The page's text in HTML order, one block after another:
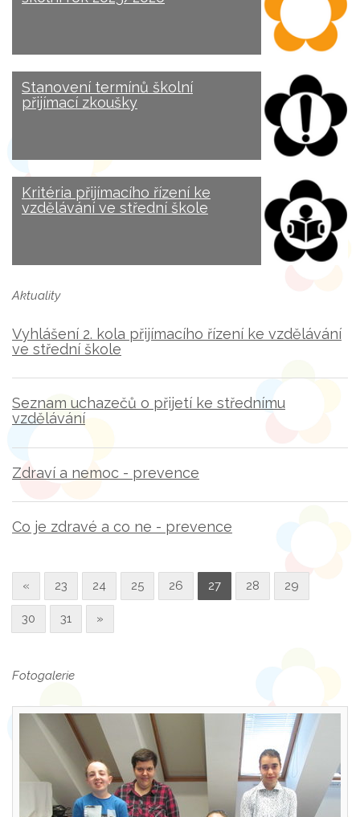
Stanovení termínů školní
přijímací zkoušky
Kritéria přijímacího řízení ke
vzdělávání ve střední škole
Aktuality
Vyhlášení 2. kola přijímacího řízení ke vzdělávání
ve střední škole
Seznam uchazečů o přijetí ke střednímu
vzdělávání
Zdraví a nemoc - prevence
Co je zdravé a co ne - prevence
« 23 24 25 26 27 28 29
30 31 »
Fotogalerie